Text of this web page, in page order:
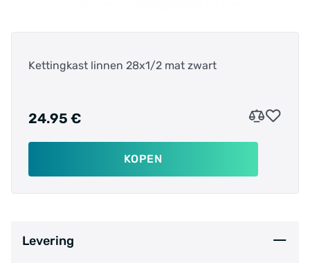
Kettingkast linnen 28x1/2 mat zwart
24.95 €
KOPEN
Levering